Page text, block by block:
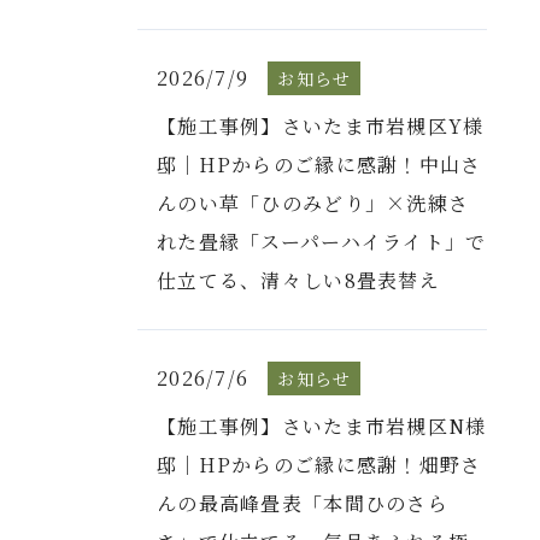
2026/7/9 お知らせ
【施工事例】さいたま市岩槻区Y様
邸｜HPからのご縁に感謝！中山さ
んのい草「ひのみどり」×洗練さ
れた畳縁「スーパーハイライト」で
仕立てる、清々しい8畳表替え
2026/7/6 お知らせ
【施工事例】さいたま市岩槻区N様
邸｜HPからのご縁に感謝！畑野さ
んの最高峰畳表「本間ひのさら